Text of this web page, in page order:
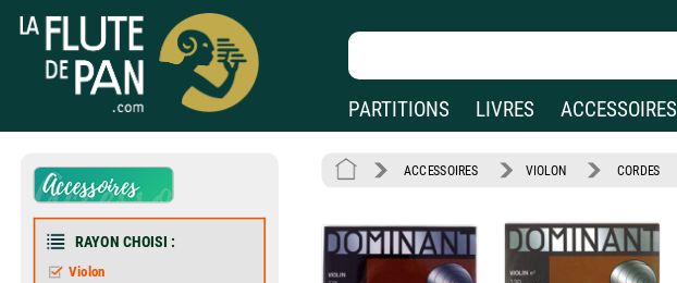
PARTITIONS LIVRES ACCESSOIRES
RAYON CHOISI :
Violon
ACCESSOIRES VIOLON CORDES